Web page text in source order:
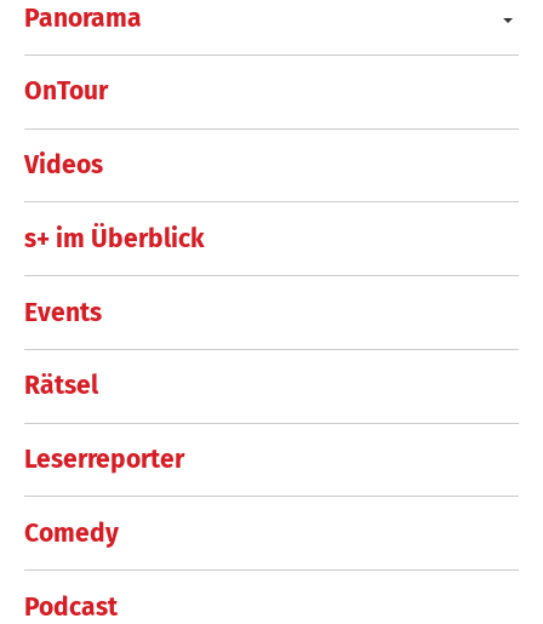
Panorama
OnTour
Videos
s+ im Überblick
Events
Rätsel
Leserreporter
Comedy
Podcast